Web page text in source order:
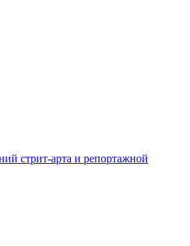
стрит-арта и репортажной